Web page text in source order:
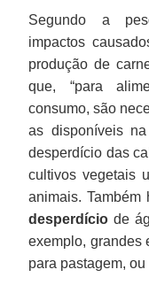
Segundo a
impactos
produção de
que, “para
consumo, são
as disponíveis
desperdício das
cultivos vegetais
animais. Também
desperdício de
exemplo, grandes
para pastagem,